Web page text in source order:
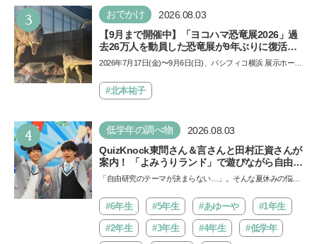
い…
3 おでかけ 2026.08.03
【9月まで開催中】「ヨコハマ恐竜展2026」過
去26万人を動員した恐竜展が9年ぶりに復活！
夏休みのおでかけで楽しむポイントを完全ガイ
2026年7月17日(金)〜9月6日(日)、パシフィコ横浜 展示ホール
催…#北本祐子
4 低学年の調べ物 2026.08.03
QuizKnock東問さん＆言さんと田村正資さんが
案内！ 「よみうりランド」で遊びながら自由研
究が進む期間限定イベントが開催
「自由研究のテーマが決まらない…」。そんな夏休みの悩み
バ!!…
#6年生 #5年生 #あゆーや #1年生
#2年生 #3年生 #4年生 #低学年